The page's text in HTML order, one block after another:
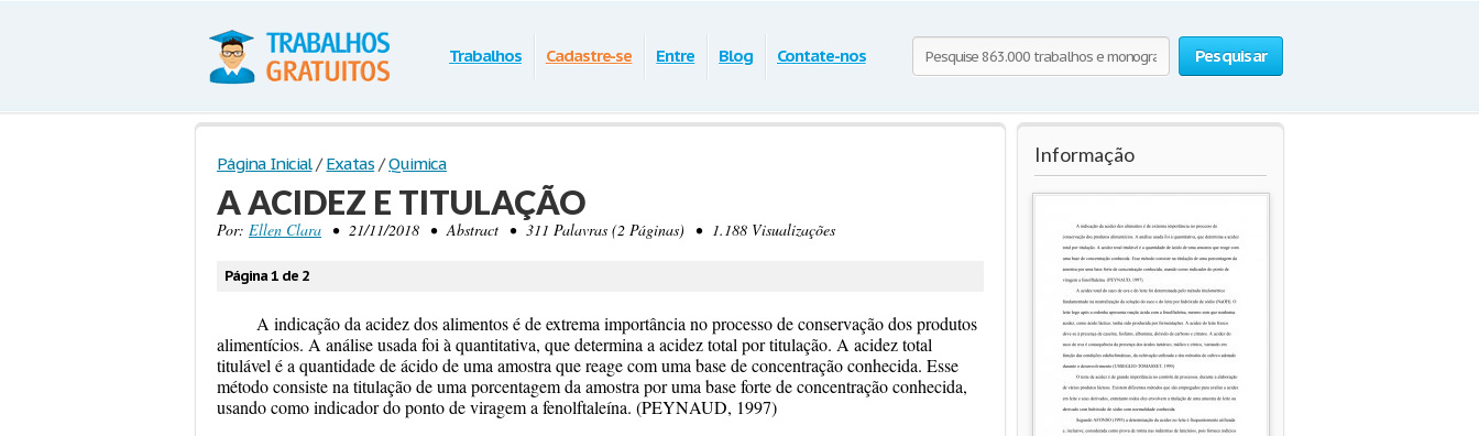
Pesquisar
Trabalhos Cadastre-se Entre Blog Contate-nos
Página Inicial / Exatas / Quimica
A ACIDEZ E TITULAÇÃO
Por: Ellen Clara • 21/11/2018 • Abstract • 311 Palavras (2 Páginas) • 1.188 Visualizações
Página 1 de 2
A indicação da acidez dos alimentos é de extrema importância no processo de conservação dos produtos
alimentícios. A análise usada foi à quantitativa, que determina a acidez total por titulação. A acidez total
titulável é a quantidade de ácido de uma amostra que reage com uma base de concentração conhecida. Esse
método consiste na titulação de uma porcentagem da amostra por uma base forte de concentração conhecida,
usando como indicador do ponto de viragem a fenolftaleína. (PEYNAUD, 1997)
Informação